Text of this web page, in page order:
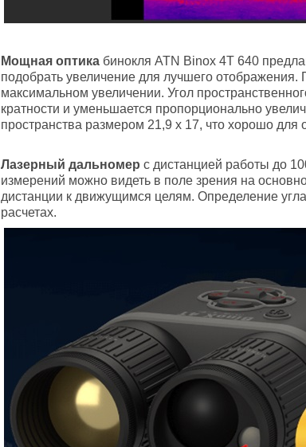
Мощная оптика бинокля ATN Binox 4T 640
подобрать увеличение для лучшего отображения.
максимальном увеличении. Угол
кратности и уменьшается пропорционально
пространства размером 21,9 х 17, что хорошо
Лазерный дальномер с дистанцией работы до
измерений можно видеть в поле зрения на
дистанции к движущимся целям. Определение
расчетах.